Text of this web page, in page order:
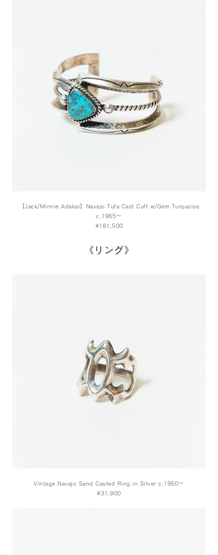
【Jack/Minnie Adakai】Navajo Tufa Cast Cuff w/Gem Turquoise
c.1965～
¥181,500
《リング》
Vintage Navajo Sand Casted Ring in Silver c.1950～
¥31,900